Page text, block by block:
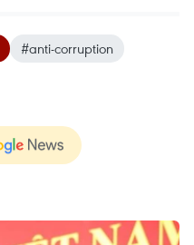
#anti-corruption